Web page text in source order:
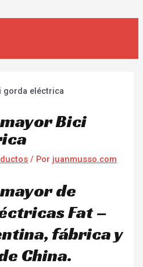
Bici
/ Por juanmusso.com
de
Fat –
fábrica y
China.